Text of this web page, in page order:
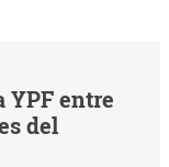
YPF entre
del